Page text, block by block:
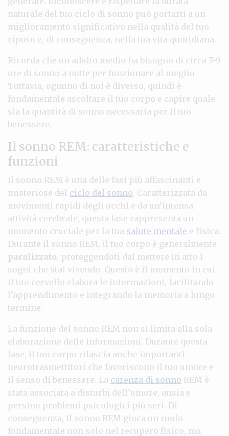
naturale del tuo ciclo di sonno può portarti a un
miglioramento significativo nella qualità del tuo
riposo e, di conseguenza, nella tua vita quotidiana.
Ricorda che un adulto medio ha bisogno di circa 7-9
ore di sonno a notte per funzionare al meglio.
Tuttavia, ognuno di noi è diverso, quindi è
fondamentale ascoltare il tuo corpo e capire quale
sia la quantità di sonno necessaria per il tuo
benessere.
Il sonno REM: caratteristiche e
funzioni
Il sonno REM è una delle fasi più affascinanti e
misteriose del ciclo del sonno. Caratterizzata da
movimenti rapidi degli occhi e da un’intensa
attività cerebrale, questa fase rappresenta un
momento cruciale per la tua salute mentale e fisica.
Durante il sonno REM, il tuo corpo è generalmente
paralizzato, proteggendoti dal mettere in atto i
sogni che stai vivendo. Questo è il momento in cui
il tuo cervello elabora le informazioni, facilitando
l’apprendimento e integrando la memoria a lungo
termine.
La funzione del sonno REM non si limita alla sola
elaborazione delle informazioni. Durante questa
fase, il tuo corpo rilascia anche importanti
neurotrasmettitori che favoriscono il tuo umore e
il senso di benessere. La carenza di sonno REM è
stata associata a disturbi dell’umore, ansia e
persino problemi psicologici più seri. Di
conseguenza, il sonno REM gioca un ruolo
fondamentale non solo nel recupero fisico, ma